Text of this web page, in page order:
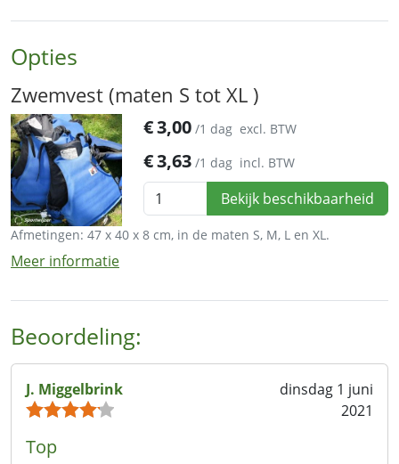
Opties
Zwemvest (maten S tot XL )
€3,00 /1 dag excl. BTW
€3,63 /1 dag incl. BTW
Bekijk beschikbaarheid
Afmetingen: 47 x 40 x 8 cm, in de maten S, M, L en XL.
Meer informatie
Beoordeling:
J. Miggelbrink
dinsdag 1 juni
2021
Top